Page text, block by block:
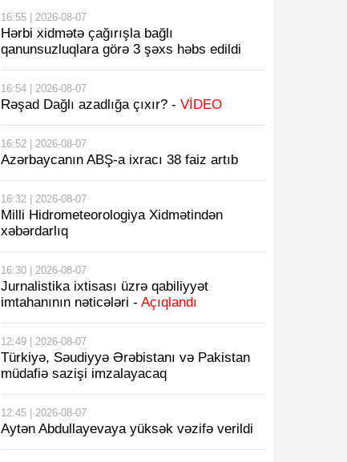
16:55 | 2026-08-07
Hərbi xidmətə çağırışla bağlı
qanunsuzluqlara görə 3 şəxs həbs edildi
16:54 | 2026-08-07
Rəşad Dağlı azadlığa çıxır? - VİDEO
16:52 | 2026-08-07
Azərbaycanın ABŞ-a ixracı 38 faiz artıb
16:32 | 2026-08-07
Milli Hidrometeorologiya Xidmətindən
xəbərdarlıq
16:30 | 2026-08-07
Jurnalistika ixtisası üzrə qabiliyyət
imtahanının nəticələri - Açıqlandı
12:49 | 2026-08-07
Türkiyə, Səudiyyə Ərəbistanı və Pakistan
müdafiə sazişi imzalayacaq
12:45 | 2026-08-07
Aytən Abdullayevaya yüksək vəzifə verildi